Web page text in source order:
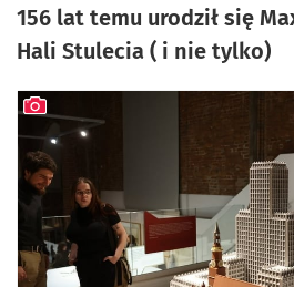
156 lat temu urodził się
Hali Stulecia ( i nie tylko)